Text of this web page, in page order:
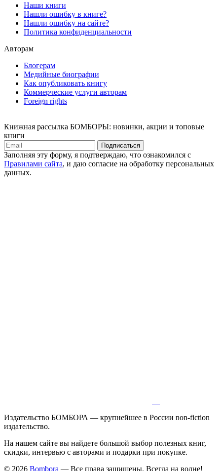
Наши книги
Нашли ошибку в книге?
Нашли ошибку на сайте?
Политика конфиденциальности
Авторам
Блогерам
Медийные биографии
Как опубликовать книгу
Коммерческие услуги авторам
Foreign rights
Книжная рассылка БОМБОРЫ: новинки, акции и топовые
книги
Подписаться
Заполняя эту форму, я подтверждаю, что ознакомился с
Правилами сайта, и даю согласие на обработку персональных
данных.
Издательство БОМБОРА — крупнейшее в России non-fiction
издательство.
На нашем сайте вы найдете большой выбор полезных книг,
скидки, интервью с авторами и подарки при покупке.
© 2026 Bombora — Все права защищены. Всегда на волне!